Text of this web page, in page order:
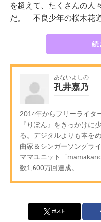
を超えて、たくさんの人
だ。 不良少年の桜木花
続
あないよしの
孔井嘉乃
2014年からフリーライタ
『りぼん』をきっかけに
る。デジタルよりも本を
曲家＆シンガーソングラ
ママユニット「
数1,600万回達成。
ポスト